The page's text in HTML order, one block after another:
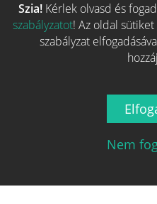
Több
Szia! Kérlek olvasd és
szabályzatot! Az oldal sütiket
szabályzat
Nem